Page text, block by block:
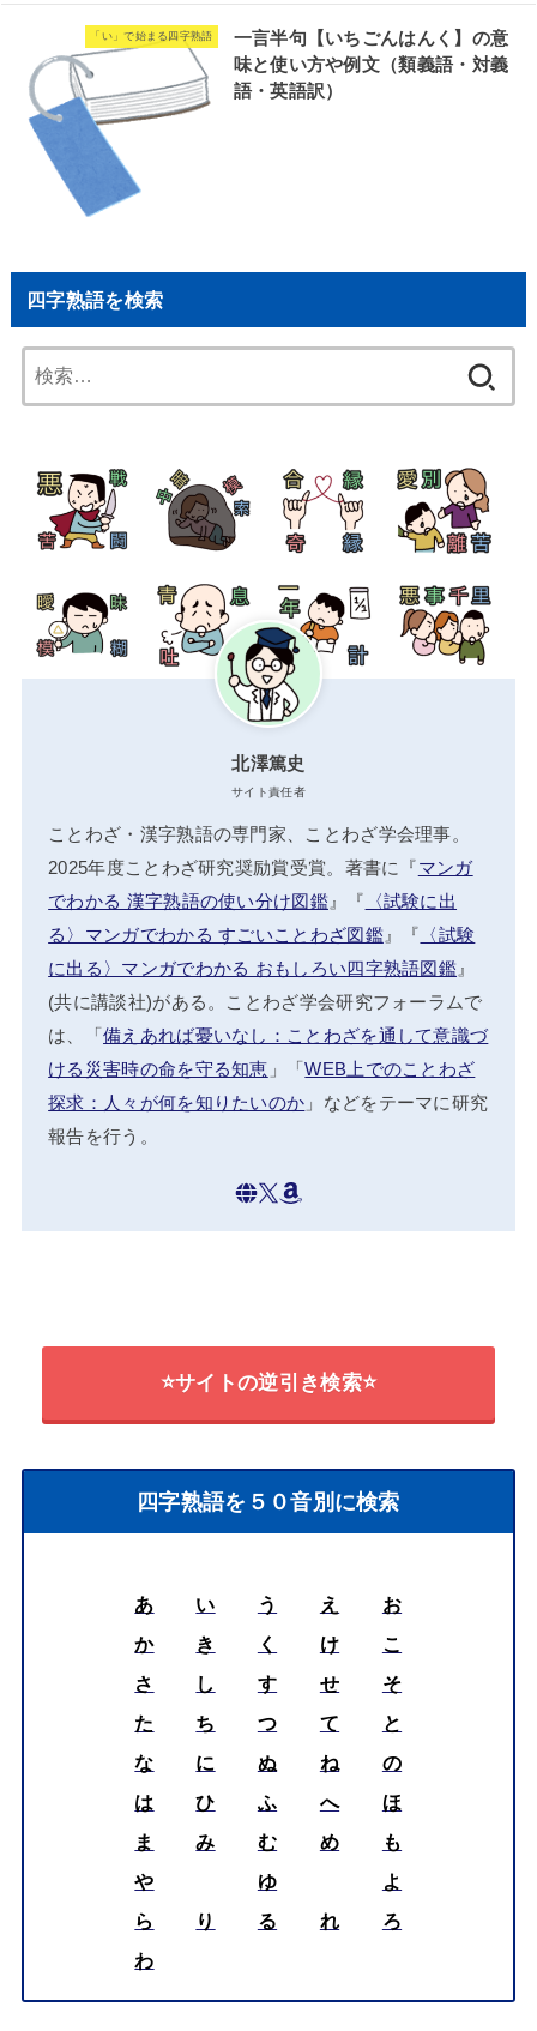
「い」で始まる四字熟語
一言半句【いちごんはんく】の意
味と使い方や例文（類義語・対義
語・英語訳）
四字熟語を検索
索:
北澤篤史
サイト責任者
ことわざ・漢字熟語の専門家、ことわざ学会理事。
2025年度ことわざ研究奨励賞受賞。著書に『マンガ
でわかる 漢字熟語の使い分け図鑑』『 〈試験に出
る〉マンガでわかる すごいことわざ図鑑』『 〈試験
に出る〉マンガでわかる おもしろい四字熟語図鑑』
(共に講談社)がある。ことわざ学会研究フォーラムで
は、「備えあれば憂いなし：ことわざを通して意識づ
ける災害時の命を守る知恵 」「WEB上でのことわざ
探求：人々が何を知りたいのか 」などをテーマに研究
報告を行う。
⭐サイトの逆引き検索⭐
四字熟語を５０音別に検索
あ い う え
お
か
き く け
こ
さ
し す せ
そ
た
ち つ て
と
な
に ぬ ね
の
は
ひ ふ へ
ほ
ま
み む め
も
や
ゆ
よ
ら
り る れ
ろ
わ